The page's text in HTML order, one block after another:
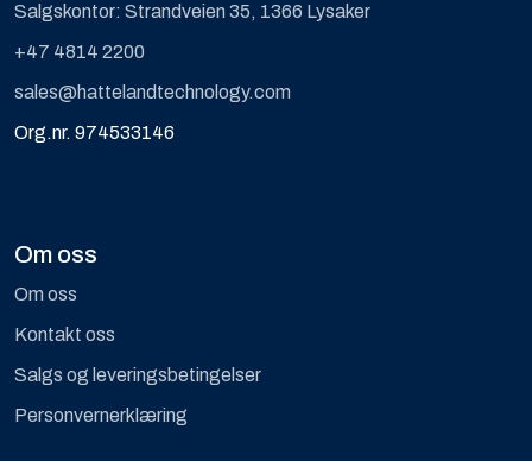
Salgskontor: Strandveien 35, 1366 Lysaker
+47 4814 2200
sales@hattelandtechnology.com
Org.nr. 974533146
Om oss
Om oss
Kontakt oss
Salgs og leveringsbetingelser
Personvernerklæring